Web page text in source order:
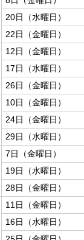
20日（水曜日）
22日（金曜日）
12日（金曜日）
17日（水曜日）
26日（金曜日）
10日（金曜日）
24日（金曜日）
29日（水曜日）
7日（金曜日）
19日（水曜日）
28日（金曜日）
11日（金曜日）
16日（水曜日）